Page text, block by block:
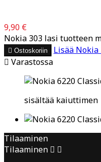
9,90 €
Nokia 303 lasi tuotteen
 Ostoskoriin Lisää Nokia
 Varastossa
sisältää kaiuttimen
Tilaaminen
Tilaaminen  